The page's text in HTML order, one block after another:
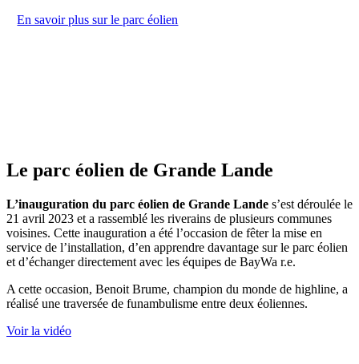
En savoir plus sur le parc éolien
Le parc éolien de Grande Lande
L’inauguration du parc éolien de Grande Lande s’est déroulée le
21 avril 2023 et a rassemblé les riverains de plusieurs communes
voisines. Cette inauguration a été l’occasion de fêter la mise en
service de l’installation, d’en apprendre davantage sur le parc éolien
et d’échanger directement avec les équipes de BayWa r.e.
A cette occasion, Benoit Brume, champion du monde de highline, a
réalisé une traversée de funambulisme entre deux éoliennes.
Voir la vidéo